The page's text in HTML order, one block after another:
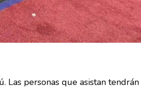
Las personas que asistan